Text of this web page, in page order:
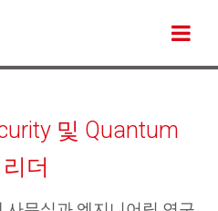
및 Quantum
더